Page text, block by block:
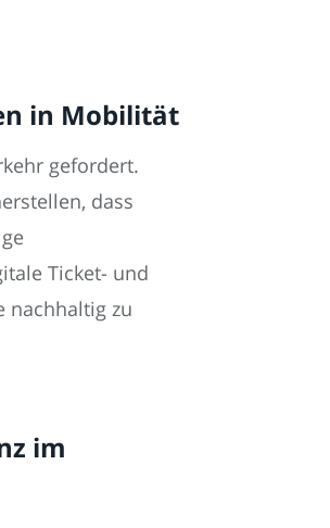
in Mobilität
gefordert.
dass
Ticket- und
nachhaltig zu
im